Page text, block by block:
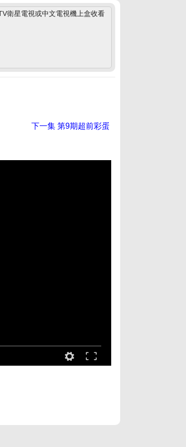
衛星電視或中文電視機上盒收看
下一集第9期超前彩蛋